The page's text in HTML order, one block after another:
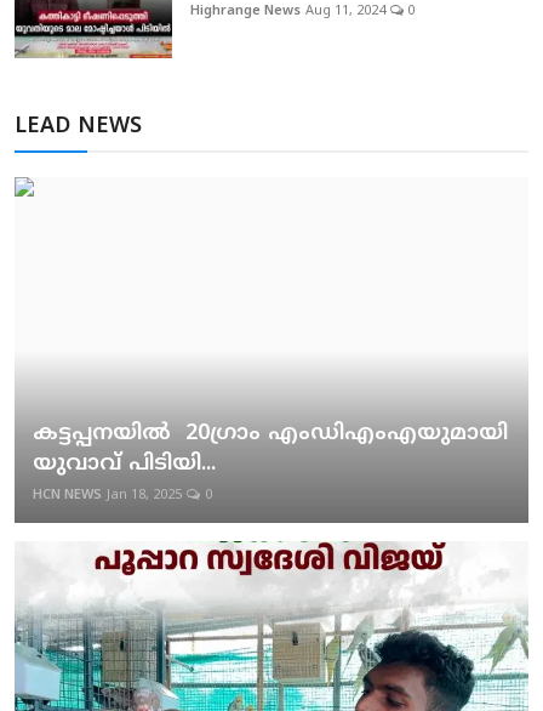
Highrange News Aug 11, 2024 0
LEAD NEWS
കട്ടപ്പനയില്‍ 20ഗ്രാം എംഡിഎംഎയുമായി
യുവാവ് പിടിയി...
HCN NEWS Jan 18, 2025 0